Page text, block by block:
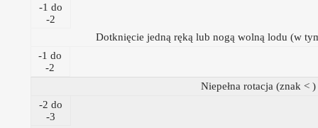
-1 do
-2
Dotknięcie jedną ręką lub nogą wolną lodu (w
-1 do
-2
Niepełna rotacja (znak < )
-2 do
-3